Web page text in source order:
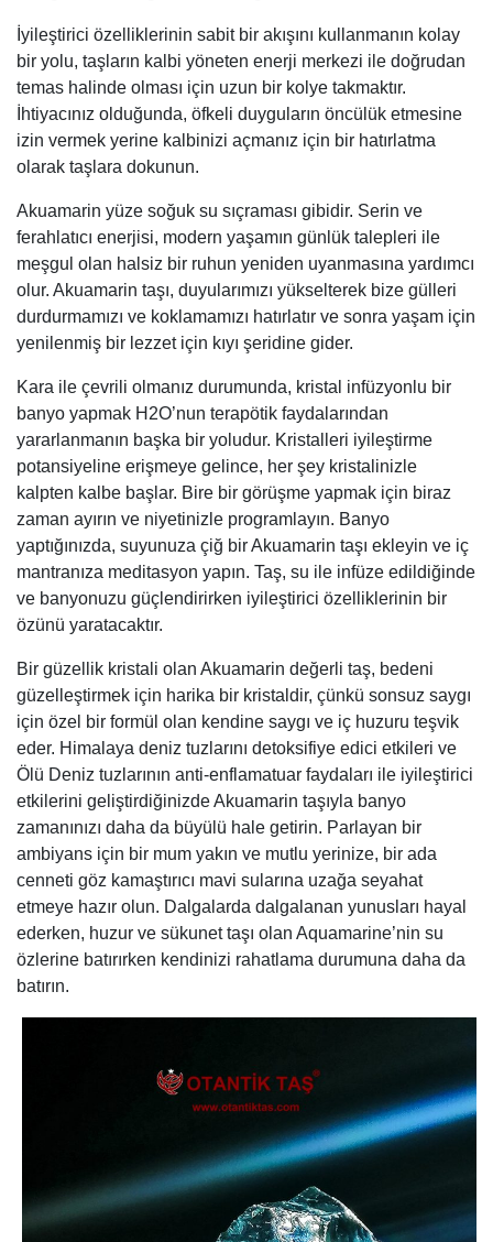
İyileştirici özelliklerinin sabit bir akışını kullanmanın kolay
bir yolu, taşların kalbi yöneten enerji merkezi ile doğrudan
temas halinde olması için uzun bir kolye takmaktır.
İhtiyacınız olduğunda, öfkeli duyguların öncülük etmesine
izin vermek yerine kalbinizi açmanız için bir hatırlatma
olarak taşlara dokunun.
Akuamarin yüze soğuk su sıçraması gibidir. Serin ve
ferahlatıcı enerjisi, modern yaşamın günlük talepleri ile
meşgul olan halsiz bir ruhun yeniden uyanmasına yardımcı
olur. Akuamarin taşı, duyularımızı yükselterek bize gülleri
durdurmamızı ve koklamamızı hatırlatır ve sonra yaşam için
yenilenmiş bir lezzet için kıyı şeridine gider.
Kara ile çevrili olmanız durumunda, kristal infüzyonlu bir
banyo yapmak H2O’nun terapötik faydalarından
yararlanmanın başka bir yoludur. Kristalleri iyileştirme
potansiyeline erişmeye gelince, her şey kristalinizle
kalpten kalbe başlar. Bire bir görüşme yapmak için biraz
zaman ayırın ve niyetinizle programlayın. Banyo
yaptığınızda, suyunuza çiğ bir Akuamarin taşı ekleyin ve iç
mantranıza meditasyon yapın. Taş, su ile infüze edildiğinde
ve banyonuzu güçlendirirken iyileştirici özelliklerinin bir
özünü yaratacaktır.
Bir güzellik kristali olan Akuamarin değerli taş, bedeni
güzelleştirmek için harika bir kristaldir, çünkü sonsuz saygı
için özel bir formül olan kendine saygı ve iç huzuru teşvik
eder. Himalaya deniz tuzlarını detoksifiye edici etkileri ve
Ölü Deniz tuzlarının anti-enflamatuar faydaları ile iyileştirici
etkilerini geliştirdiğinizde Akuamarin taşıyla banyo
zamanınızı daha da büyülü hale getirin. Parlayan bir
ambiyans için bir mum yakın ve mutlu yerinize, bir ada
cenneti göz kamaştırıcı mavi sularına uzağa seyahat
etmeye hazır olun. Dalgalarda dalgalanan yunusları hayal
ederken, huzur ve sükunet taşı olan Aquamarine’nin su
özlerine batırırken kendinizi rahatlama durumuna daha da
batırın.